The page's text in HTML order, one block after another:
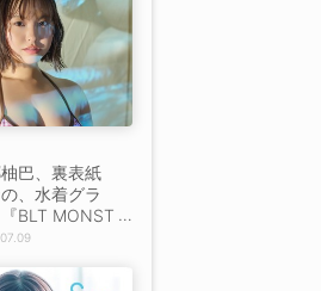
巴、裏表紙
、水着グラ
BLT MONST
』7月30日発